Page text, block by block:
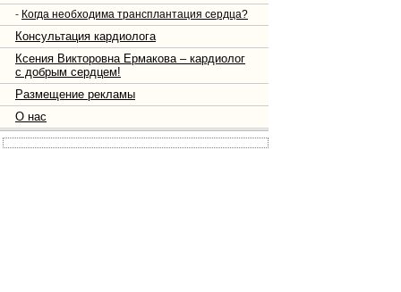
- Когда необходима трансплантация сердца?
Консультация кардиолога
Ксения Викторовна Ермакова – кардиолог
с добрым сердцем!
Размещение рекламы
О нас